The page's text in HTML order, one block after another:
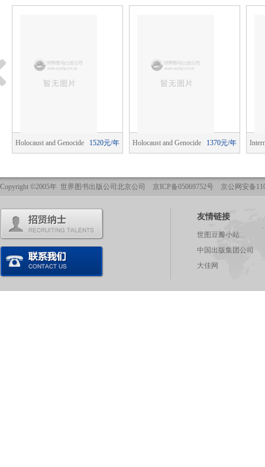
1520元/年
Holocaust and Genocide 1370元/年
Holocaust and Genocide
Copyright ©2005年 世界图书出版公司北京公司 京ICP备05069752号 京公网安备
友情链接
世图豆瓣小站
中国出版集团公司
大佳网